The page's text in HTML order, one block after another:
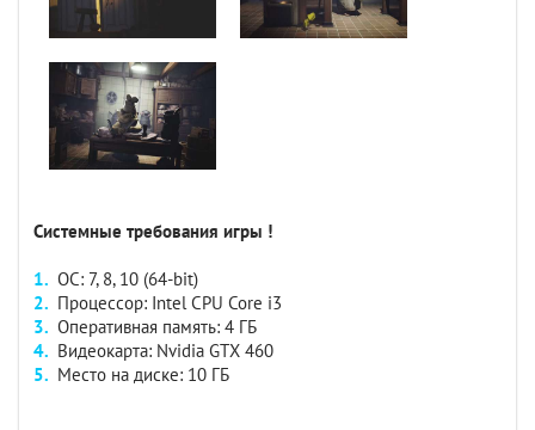
Системные требования игры !
ОС: 7, 8, 10 (64-bit)
Процессор: Intel CPU Core i3
Оперативная память: 4 ГБ
Видеокарта: Nvidia GTX 460
Место на диске: 10 ГБ